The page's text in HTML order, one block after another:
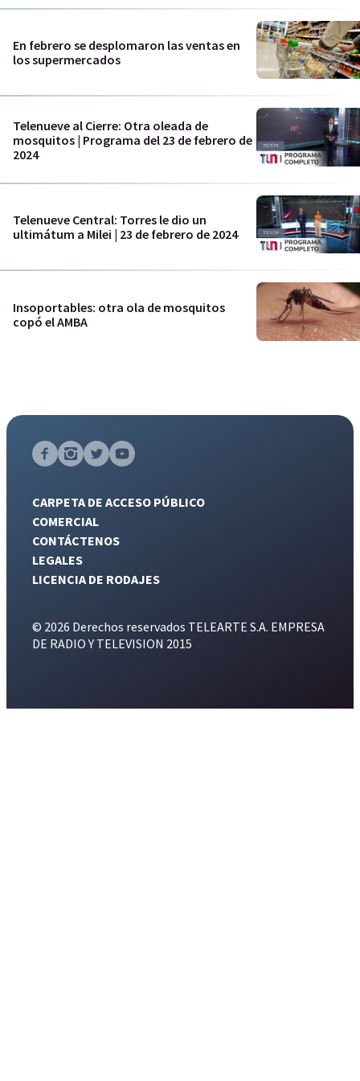
En febrero se desplomaron las ventas en
los supermercados
Telenueve al Cierre: Otra oleada de
mosquitos | Programa del 23 de febrero de
2024
Telenueve Central: Torres le dio un
ultimátum a Milei | 23 de febrero de 2024
Insoportables: otra ola de mosquitos
copó el AMBA
CARPETA DE ACCESO PÚBLICO
COMERCIAL
CONTÁCTENOS
LEGALES
LICENCIA DE RODAJES
© 2026 Derechos reservados TELEARTE S.A. EMPRESA
DE RADIO Y TELEVISION 2015